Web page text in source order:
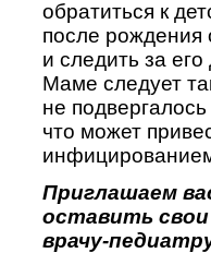
обратиться к
после рождения
и следить за
Маме следует
не
что может
Приглашаем
оставить
врачу-